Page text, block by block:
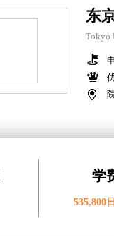
东
Tokyo
学
535,800